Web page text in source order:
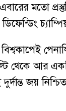
মতো
থেকে আর
জয়